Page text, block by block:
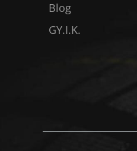
Blog
GY.I.K.